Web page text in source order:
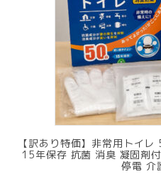
【訳あり特価】非常用トイ
15年保存 抗菌 消臭 凝固剤
停電 介